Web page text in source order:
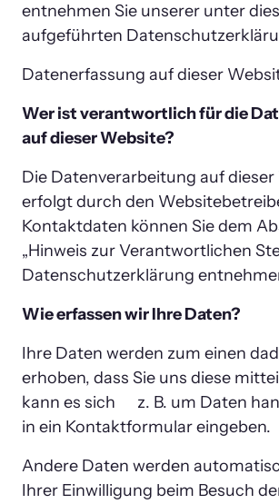
entnehmen Sie unserer unter
aufgeführten
Datenerfassung auf dieser
Wer ist verantwortlich für die
auf dieser Website?
Die Datenverarbeitung auf
erfolgt durch den
Kontaktdaten können Sie dem
„Hinweis zur Verantwortlichen
Datenschutzerklärung
Wie erfassen wir Ihre Daten?
Ihre Daten werden zum einen
erhoben, dass Sie uns diese
kann es sich      z. B. um Daten
in ein Kontaktformular eingeben.
Andere Daten werden
Ihrer Einwilligung beim Besuch